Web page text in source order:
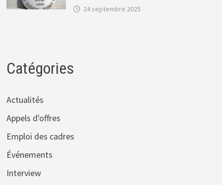
24 septembre 2025
Catégories
Actualités
Appels d'offres
Emploi des cadres
Événements
Interview